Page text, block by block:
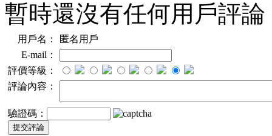
暫時還沒有任何用戶評論
用戶名：
匿名用戶
E-mail：
評價等級：
評論內容：
驗證碼：